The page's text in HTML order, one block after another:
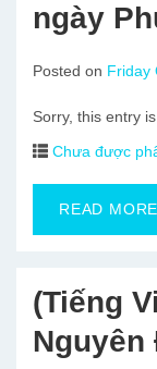
ngày
Posted on Friday
Sorry, this entry
Chưa được
READ MORE
(Tiếng
Nguyên